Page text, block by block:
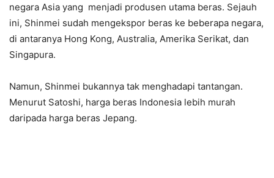
negara Asia yang menjadi produsen utama beras. Sejauh
ini, Shinmei sudah mengekspor beras ke beberapa negara,
di antaranya Hong Kong, Australia, Amerika Serikat, dan
Singapura.
Namun, Shinmei bukannya tak menghadapi tantangan.
Menurut Satoshi, harga beras Indonesia lebih murah
daripada harga beras Jepang.